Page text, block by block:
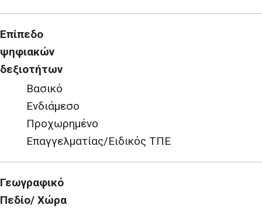
Επίπεδο
ψηφιακών
δεξιοτήτων
Βασικό
Ενδιάμεσο
Προχωρημένο
Επαγγελματίας/Ειδικός ΤΠΕ
Γεωγραφικό
Πεδίο/ Χώρα